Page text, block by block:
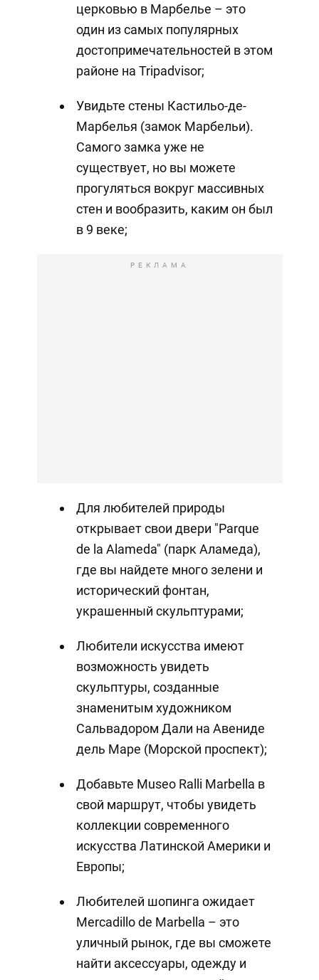
церковью в Марбелье – это
один из самых популярных
достопримечательностей в этом
районе на Tripadvisor;
Увидьте стены Кастильо-де-
Марбелья (замок Марбельи).
Самого замка уже не
существует, но вы можете
прогуляться вокруг массивных
стен и вообразить, каким он был
в 9 веке;
РЕКЛАМА
Для любителей природы
открывает свои двери "Parque
de la Alameda" (парк Аламеда),
где вы найдете много зелени и
исторический фонтан,
украшенный скульптурами;
Любители искусства имеют
возможность увидеть
скульптуры, созданные
знаменитым художником
Сальвадором Дали на Авениде
дель Маре (Морской проспект);
Добавьте Museo Ralli Marbella в
свой маршрут, чтобы увидеть
коллекции современного
искусства Латинской Америки и
Европы;
Любителей шопинга ожидает
Mercadillo de Marbella – это
уличный рынок, где вы сможете
найти аксессуары, одежду и